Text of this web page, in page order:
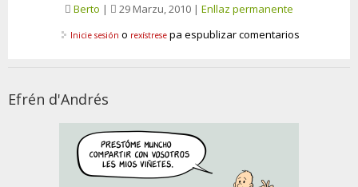
Berto | 29 Marzu, 2010 | Enllaz permanente
Inicie sesión o rexístrese pa espublizar comentarios
Efrén d'Andrés